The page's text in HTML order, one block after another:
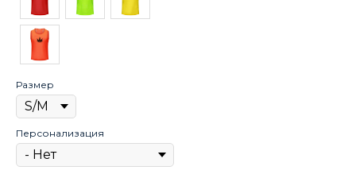
Размер
Персонализация